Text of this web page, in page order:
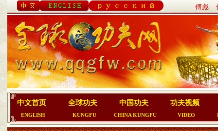
·傅彪
中文首页
ENGLISH
全球功夫
KUNGFU
中国功夫
CHINA KUNGFU
功夫视频
VIDEO